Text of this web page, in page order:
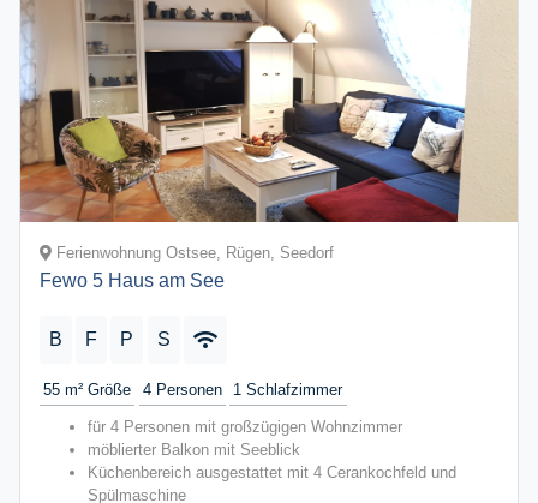
Ferienwohnung Ostsee, Rügen, Seedorf
Fewo 5 Haus am See
B F P S
55 m² Größe 4 Personen 1 Schlafzimmer
für 4 Personen mit großzügigen Wohnzimmer
möblierter Balkon mit Seeblick
Küchenbereich ausgestattet mit 4 Cerankochfeld und
Spülmaschine